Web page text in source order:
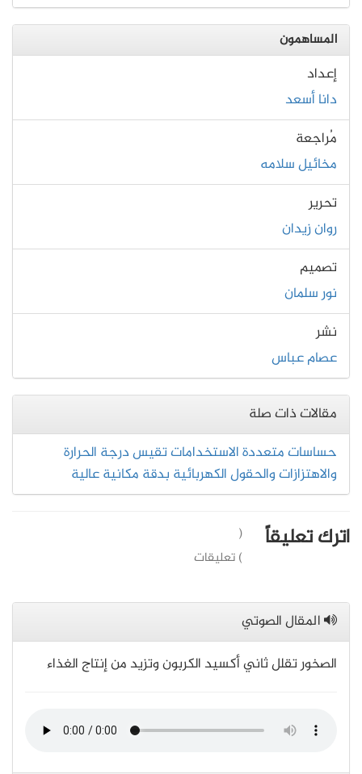
المساهمون
إعداد
دانا أسعد
مُراجعة
مخائيل سلامه
تحرير
روان زيدان
تصميم
نور سلمان
نشر
عصام عباس
مقالات ذات صلة
حساسات متعددة الاستخدامات تقيس درجة الحرارة
والاهتزازات والحقول الكهربائية بدقة مكانية عالية
اترك تعليقاً
(
) تعليقات
المقال الصوتي
الصخور تقلل ثاني أكسيد الكربون وتزيد من إنتاج الغذاء